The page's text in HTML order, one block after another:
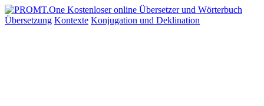
Übersetzung Kontexte Konjugation und Deklination